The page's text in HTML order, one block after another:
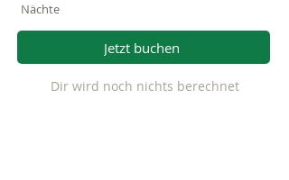
Nächte
Jetzt buchen
Dir wird noch nichts berechnet